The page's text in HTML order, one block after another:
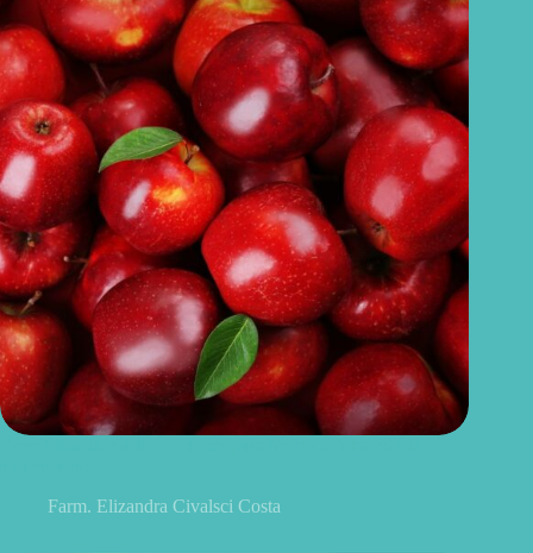
Farm. Elizandra Civalsci Costa